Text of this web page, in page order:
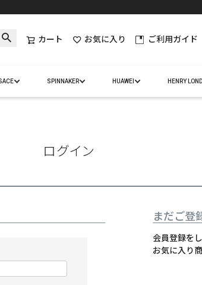
カート お気に入り ご利用ガイド
SPINNAKER HUAWEI HENRY
ログイン
まだご登
会員登録を
お気に入り